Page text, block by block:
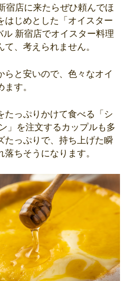
宿店に来たらぜひ頼んでほ
はじめとした「オイスター
新宿店でオイスター料理
、考えられません。
らと安いので、色々なオイ
す。
たっぷりかけて食べる「シ
」を注文するカップルも多
たっぷりで、持ち上げた瞬
ちそうになります。